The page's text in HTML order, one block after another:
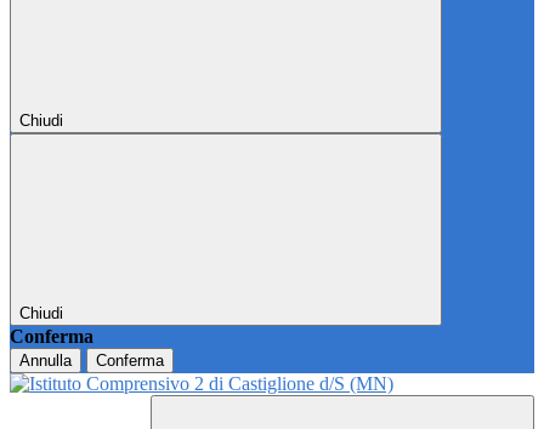
Chiudi
Chiudi
Conferma
Annulla Conferma